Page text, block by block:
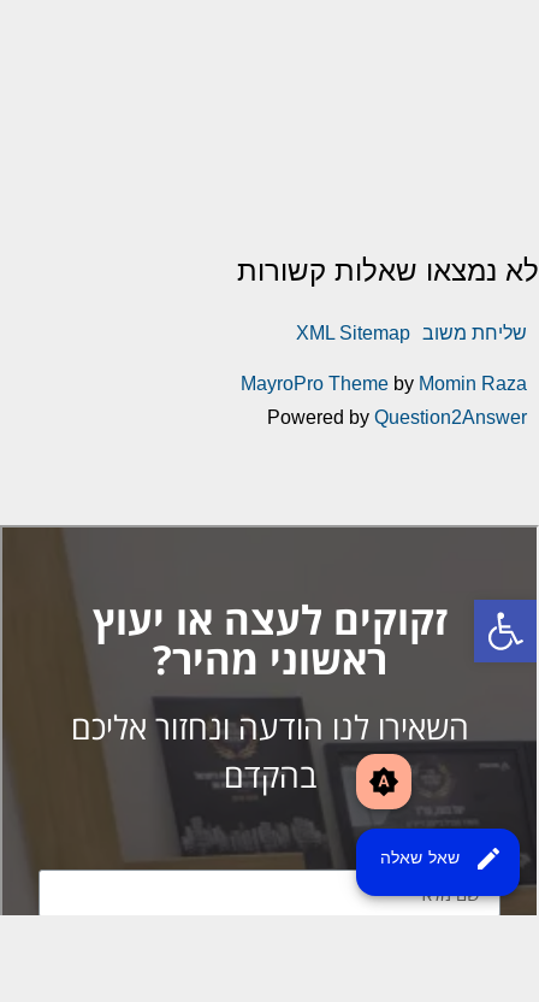
brightness_auto
edit שאל שאלה
לא נמצאו שאלות קשורות
שליחת משוב XML Sitemap
MayroPro Theme by Momin Raza
Powered by Question2Answer